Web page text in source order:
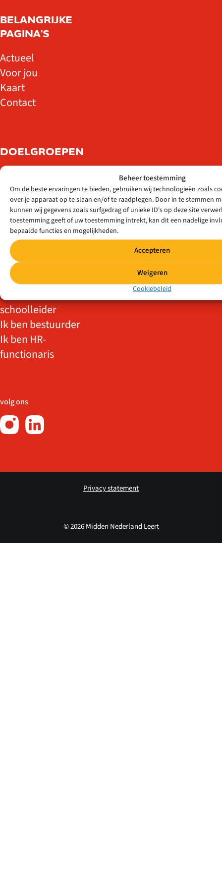
Beheer toestemming
Om de beste ervaringen te bieden, gebruiken wij technologieën zoals
over je apparaat op te slaan en/of te raadplegen. Door in te stemmen
kunnen wij gegevens zoals surfgedrag of unieke ID's op deze site
toestemming geeft of uw toestemming intrekt, kan dit een nadelige
bepaalde functies en mogelijkheden.
Accepteren
Weigeren
Cookiebeleid
volg ons
BELANGRIJKE
PAGINA'S
Actueel
Voor jou
Kaart
Contact
DOELGROEPEN
Ik ben zij-
instromer
Ik ben
statushouder
Ik wil meer/weer
voor de klas
Ik zit op vo/mbo
Ik ben leraar
Ik ben
schoolleider
Ik ben bestuurder
Ik ben HR-
functionaris
© 2026 Midden Nederland Leert
Privacy statement